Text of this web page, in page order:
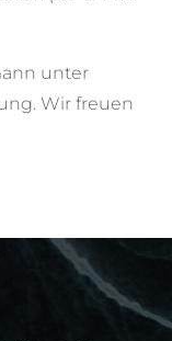
unter
Wir freuen